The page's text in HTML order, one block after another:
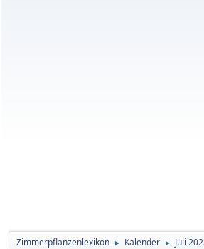
Zimmerpflanzenlexikon ► Kalender ► Juli